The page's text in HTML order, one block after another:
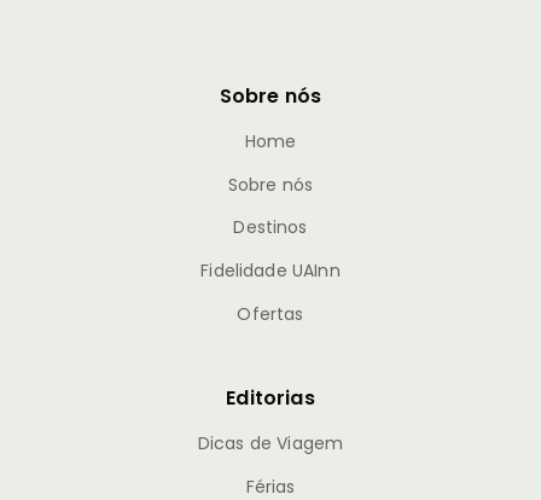
Sobre nós
Home
Sobre nós
Destinos
Fidelidade UAInn
Ofertas
Editorias
Dicas de Viagem
Férias